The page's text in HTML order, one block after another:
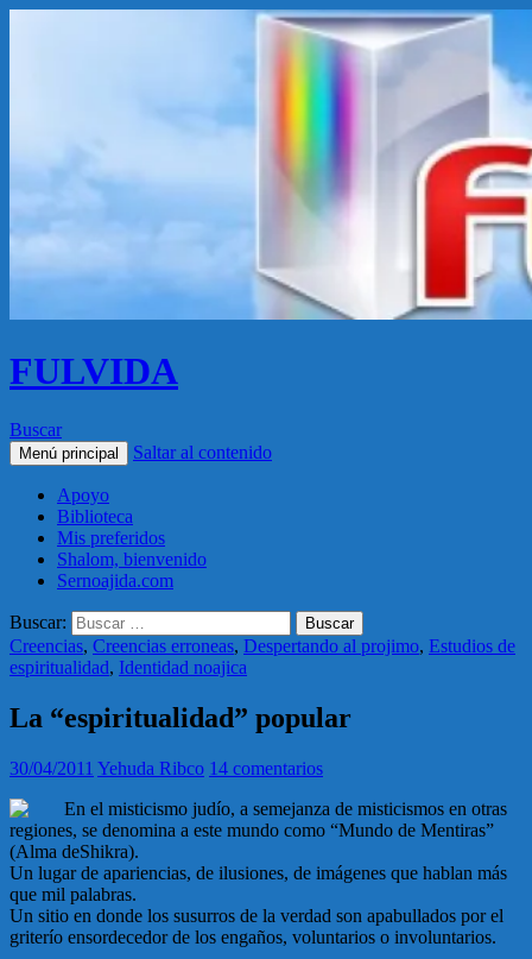
FULVIDA
Buscar
Menú principal Saltar al contenido
Apoyo
Biblioteca
Mis preferidos
Shalom, bienvenido
Sernoajida.com
Buscar:
Creencias, Creencias erroneas, Despertando al projimo, Estudios de
espiritualidad, Identidad noajica
La “espiritualidad” popular
30/04/2011 Yehuda Ribco 14 comentarios
En el misticismo judío, a semejanza de misticismos en otras
regiones, se denomina a este mundo como “Mundo de Mentiras”
(Alma deShikra).
Un lugar de apariencias, de ilusiones, de imágenes que hablan más
que mil palabras.
Un sitio en donde los susurros de la verdad son apabullados por el
griterío ensordecedor de los engaños, voluntarios o involuntarios.